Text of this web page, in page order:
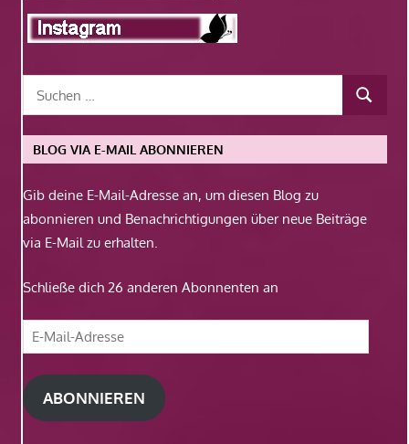
BLOG VIA E-MAIL ABONNIEREN
Gib deine E-Mail-Adresse an, um diesen Blog zu
abonnieren und Benachrichtigungen über neue Beiträge
via E-Mail zu erhalten.
Schließe dich 26 anderen Abonnenten an
E-
Mail-
Adresse
ABONNIEREN